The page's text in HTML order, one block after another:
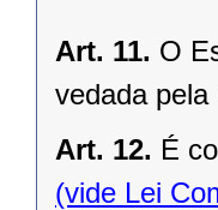
Art. 11. O
vedada pela
Art. 12. É
(vide Lei